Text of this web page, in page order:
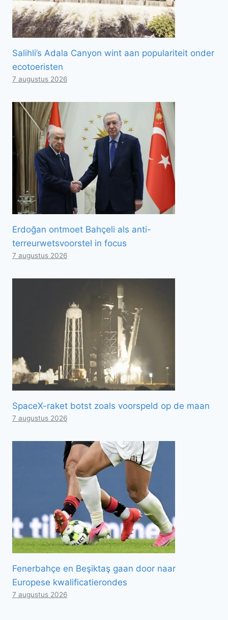
Salihli’s Adala Canyon wint aan populariteit onder
ecotoeristen
7 augustus 2026
Erdoğan ontmoet Bahçeli als anti-
terreurwetsvoorstel in focus
7 augustus 2026
SpaceX-raket botst zoals voorspeld op de maan
7 augustus 2026
Fenerbahçe en Beşiktaş gaan door naar
Europese kwalificatierondes
7 augustus 2026